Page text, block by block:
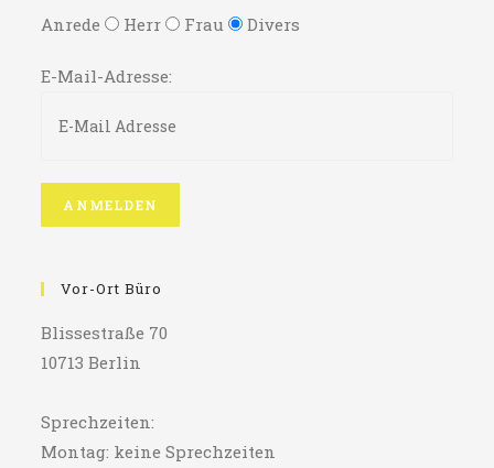
Anrede Herr Frau Divers
E-Mail-Adresse:
Vor-Ort Büro
Blissestraße 70
10713 Berlin
Sprechzeiten:
Montag: keine Sprechzeiten